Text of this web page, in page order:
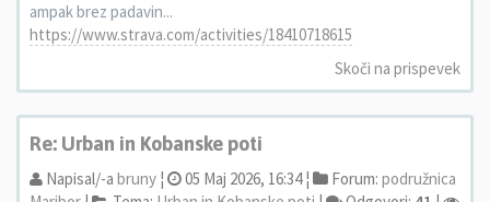
ampak brez padavin...
https://www.strava.com/activities/18410718615
Skoči na prispevek
Re: Urban in Kobanske poti
Napisal/-a bruny ¦ 05 Maj 2026, 16:34 ¦ Forum: podružnica